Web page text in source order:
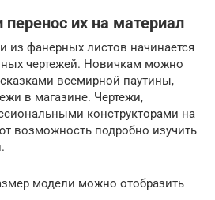
их на материал
из фанерных листов начинается
чертежей. Новичкам можно
всемирной паутины,
в магазине. Чертежи,
конструкторами на
возможность подробно изучить
модели можно отобразить